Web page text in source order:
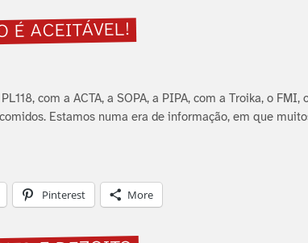
É ACEITÁVEL!
com a ACTA, a SOPA, a PIPA, com a Troika, o FMI,
Estamos numa era de informação, em que
Pinterest More